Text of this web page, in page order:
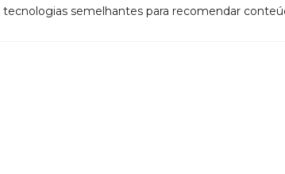
semelhantes para recomendar